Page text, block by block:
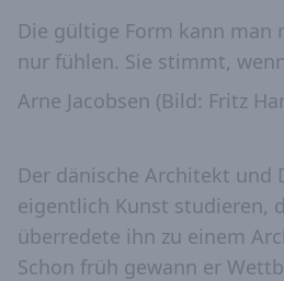
Die gültige Form kann man
nur fühlen. Sie stimmt,
Arne Jacobsen (Bild: Fritz
Der dänische Architekt und
eigentlich Kunst studieren,
überredete ihn zu einem
Schon früh gewann er